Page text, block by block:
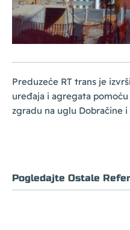
Pogledajte Ostale
Preduzeće RT trans je
uređaja i agregata
zgradu na uglu Dobračine